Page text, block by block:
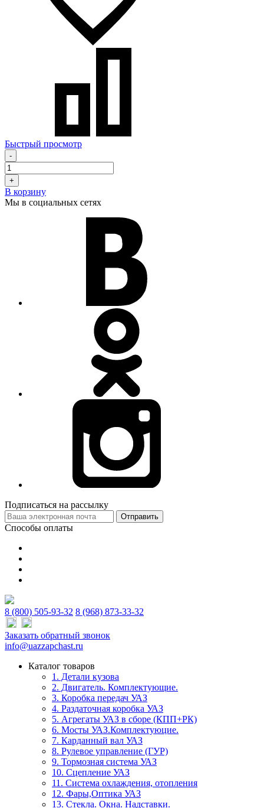
Быстрый просмотр
-
+
В корзину
Мы в социальных сетях
Подписаться на рассылку
Отправить
Способы оплаты
8 (800) 505-93-32 8 (968) 873-33-32
Заказать обратный звонок
info@uazzapchast.ru
Каталог товаров
1. Детали кузова
2. Двигатель. Комплектующие.
3. Коробка передач УАЗ
4. Раздаточная коробка УАЗ
5. Агрегаты УАЗ в сборе (КПП+РК)
6. Мосты УАЗ.Комплектуюцие.
7. Карданный вал УАЗ
8. Рулевое управление (ГУР)
9. Тормозная система УАЗ
10. Сцепление УАЗ
11. Система охлаждения, отопления
12. Фары,Оптика УАЗ
13. Стекла. Окна. Надставки.